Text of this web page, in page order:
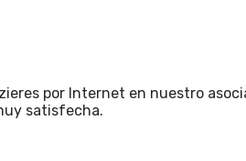
por Internet en nuestro
satisfecha.